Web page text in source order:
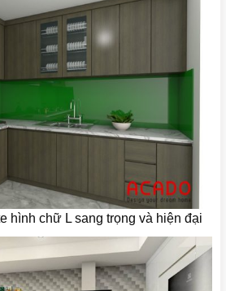
hình chữ L sang trọng và hiện đại